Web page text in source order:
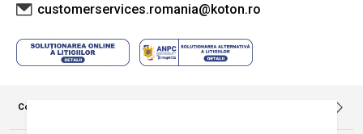
Companie
customerservices.romania@koton.ro